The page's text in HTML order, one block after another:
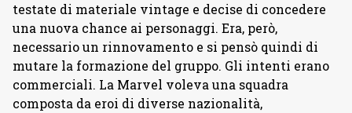
testate di materiale vintage e decise di concedere
una nuova chance ai personaggi. Era, però,
necessario un rinnovamento e si pensò quindi di
mutare la formazione del gruppo. Gli intenti erano
commerciali. La Marvel voleva una squadra
composta da eroi di diverse nazionalità,